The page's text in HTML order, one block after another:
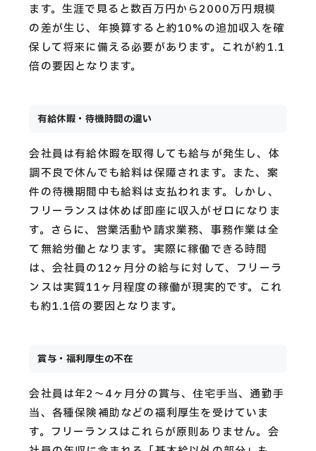
ます。生涯で見ると数百万円から2000万円規模
の差が生じ、年換算すると約10%の追加収入を確
保して将来に備える必要があります。これが約1.1
倍の要因となります。
有給休暇・待機時間の違い
会社員は有給休暇を取得しても給与が発生し、体
調不良で休んでも給料は保障されます。また、案
件の待機期間中も給料は支払われます。しかし、
フリーランスは休めば即座に収入がゼロになりま
す。さらに、営業活動や請求業務、事務作業は全
て無給労働となります。実際に稼働できる時間
は、会社員の12ヶ月分の給与に対して、フリーラ
ンスは実質11ヶ月程度の稼働が現実的です。これ
も約1.1倍の要因となります。
賞与・福利厚生の不在
会社員は年2〜4ヶ月分の賞与、住宅手当、通勤手
当、各種保険補助などの福利厚生を受けていま
す。フリーランスはこれらが原則ありません。会